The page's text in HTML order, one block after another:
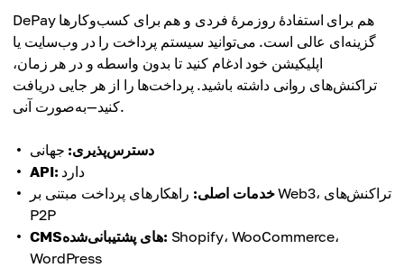
DePay هم برای استفادهٔ روزمرهٔ فردی و هم برای کسب‌وکارها
گزینه‌ای عالی است. می‌توانید سیستم پرداخت را در وب‌سایت یا
اپلیکیشن خود ادغام کنید تا بدون واسطه و در هر زمان،
تراکنش‌های روانی داشته باشید. پرداخت‌ها را از هر جایی دریافت
کنید—به‌صورت آنی.
دسترس‌پذیری: جهانی
API: دارد
خدمات اصلی: راهکارهای پرداخت مبتنی بر Web3، تراکنش‌های
P2P
CMSهای پشتیبانی‌شده: Shopify، WooCommerce،
WordPress